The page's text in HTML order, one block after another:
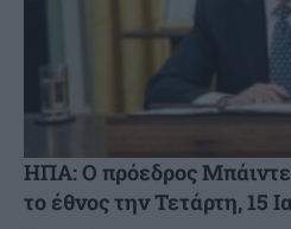
ΗΠΑ: Ο πρόεδρος
το έθνος την Τετάρτη, 15